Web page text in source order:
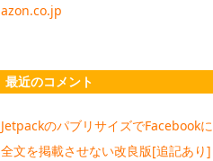
azon.co.jp
最近のコメント
JetpackのパブリサイズでFacebookに
全文を掲載させない改良版[追記あり]